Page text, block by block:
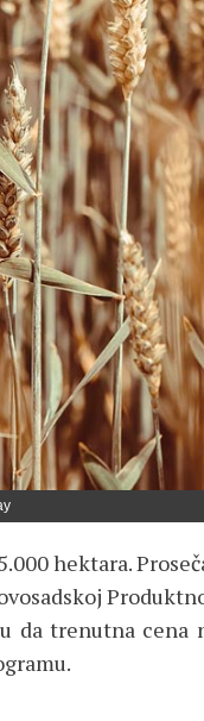
hektara.
da trenutna cena